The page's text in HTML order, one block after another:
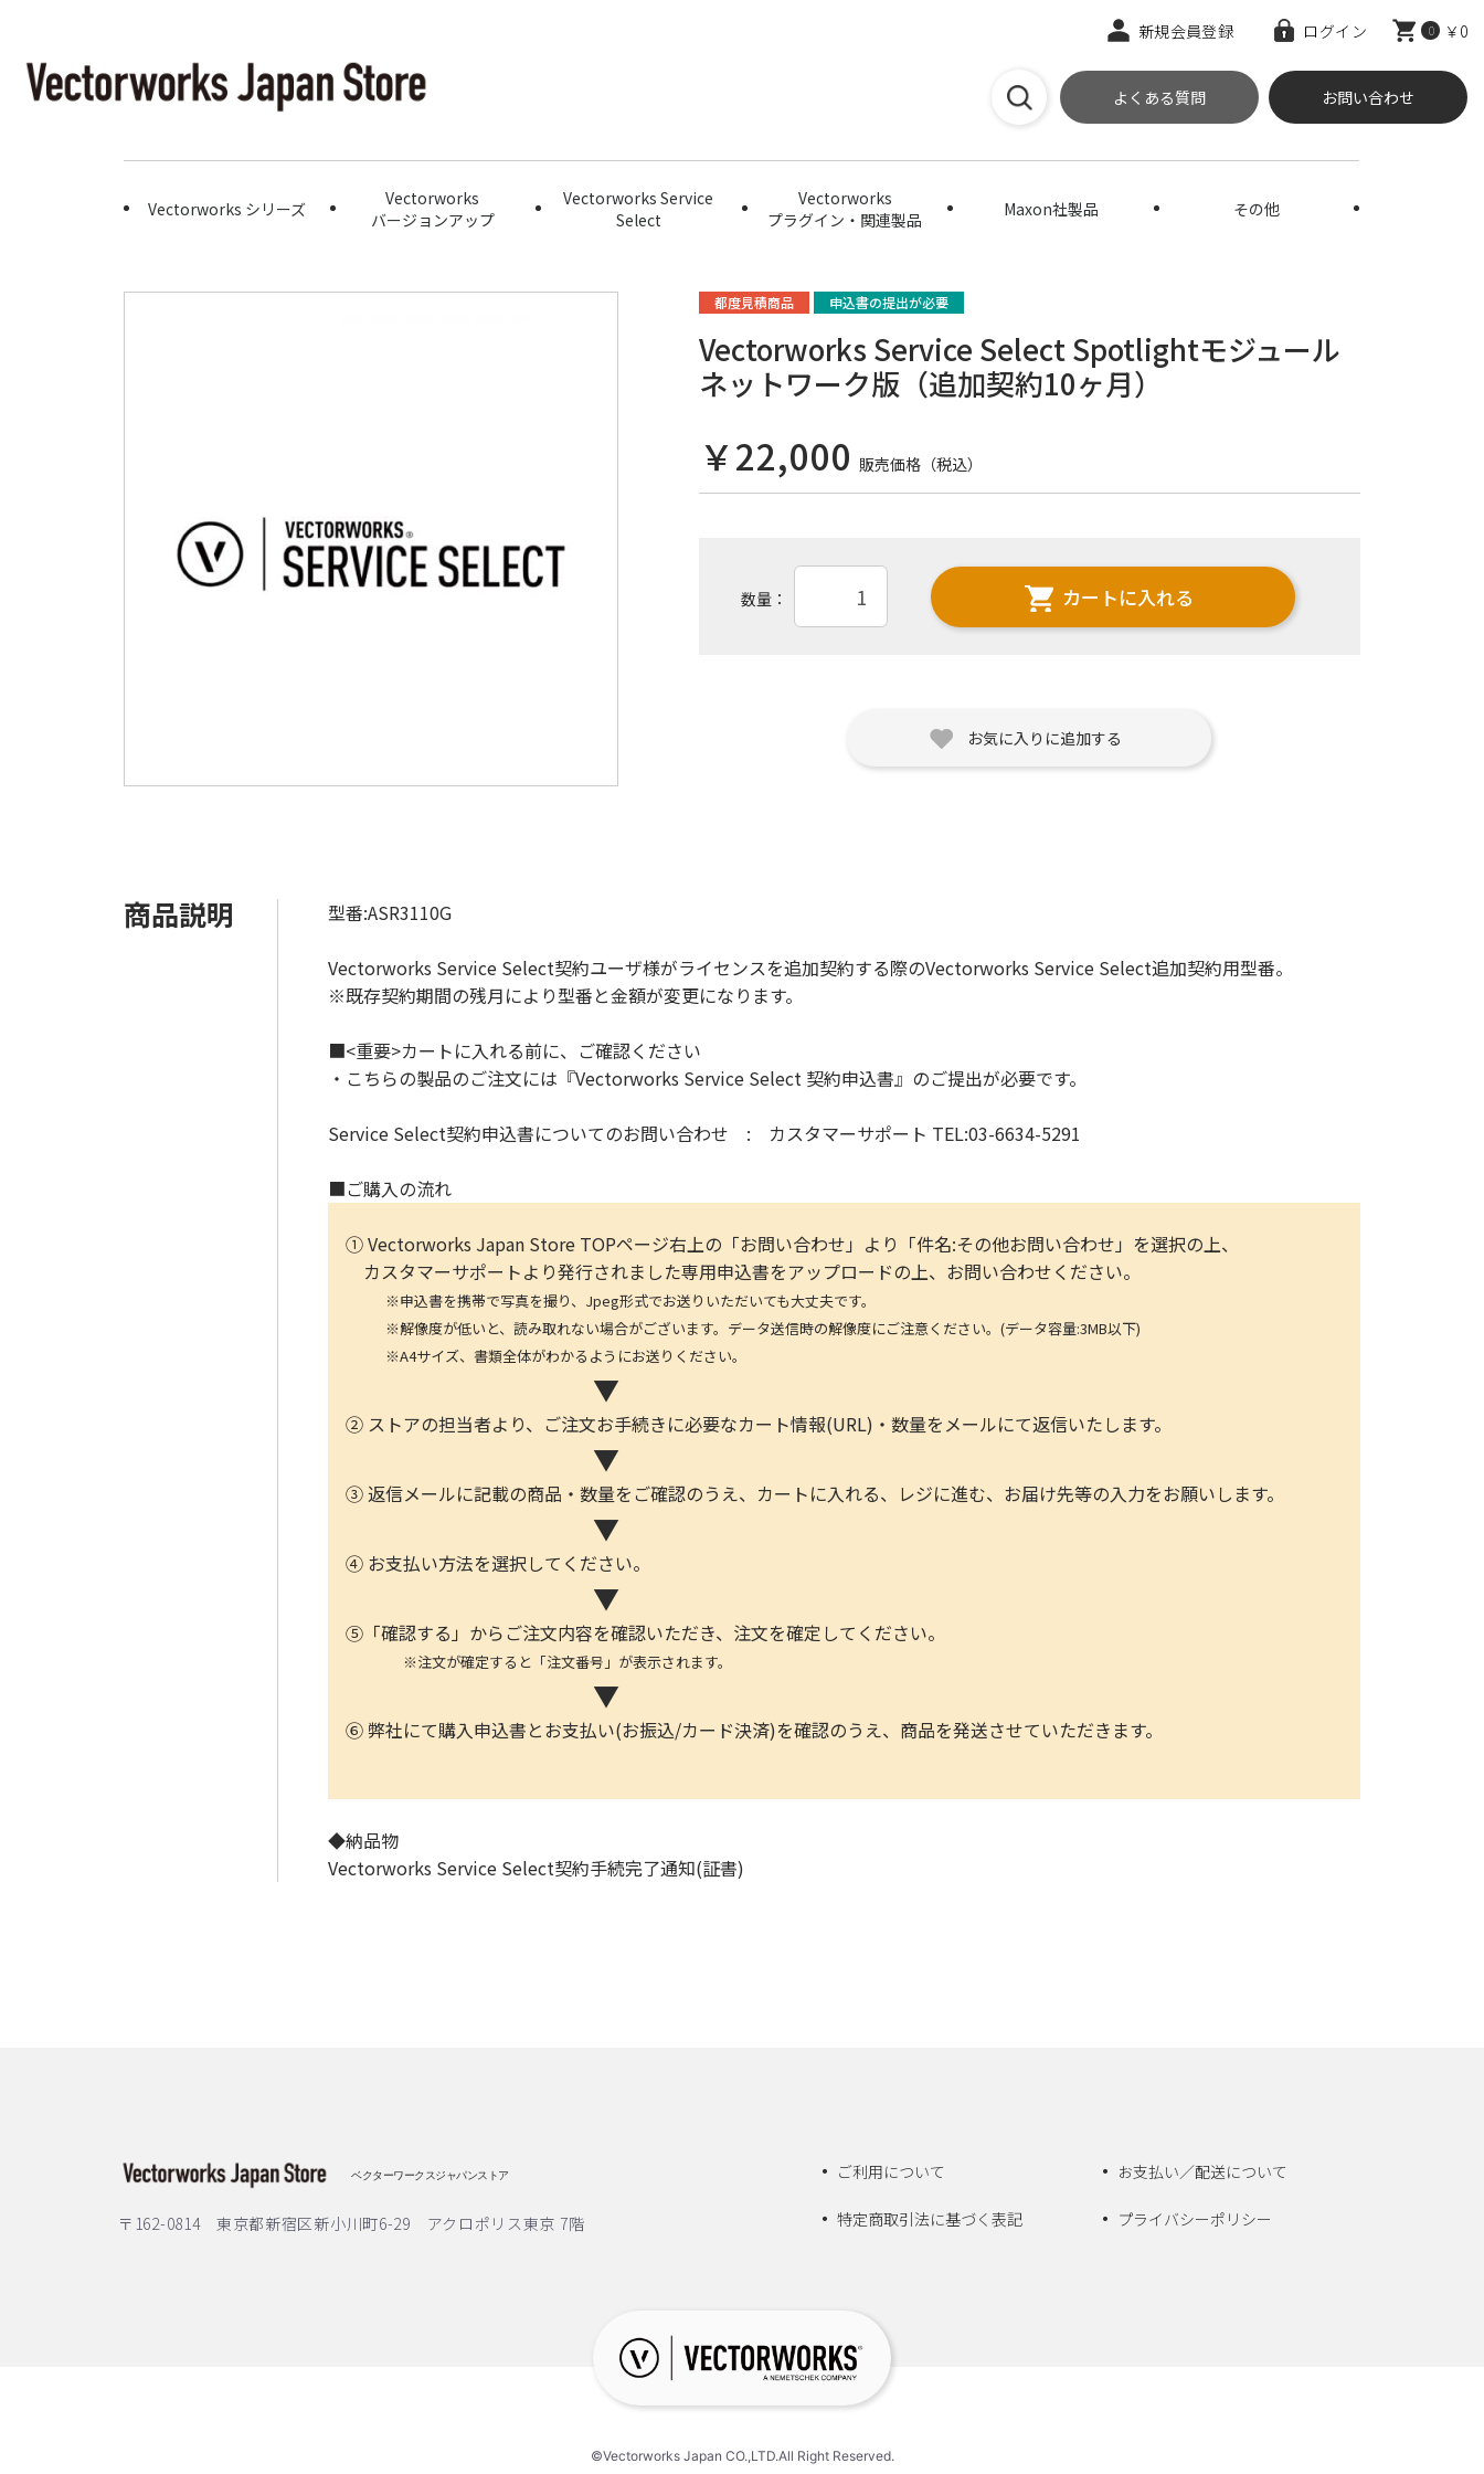
新規会員登録 ログイン 0 ￥0
よくある質問 お問い合わせ
Vectorworks シリーズ
Vectorworks
バージョンアップ
Vectorworks Service
Select
Vectorworks
プラグイン・関連製品
Maxon社製品 その他
都度見積商品 申込書の提出が必要
Vectorworks Service Select Spotlightモジュール
ネットワーク版（追加契約10ヶ月）
￥22,000 販売価格（税込）
数量： カートに入れる
お気に入りに追加する
商品説明 型番:ASR3110G
Vectorworks Service Select契約ユーザ様がライセンスを追加契約する際のVectorworks Service Select追加契約用型番。
※既存契約期間の残月により型番と金額が変更になります。
■<重要>カートに入れる前に、ご確認ください
・こちらの製品のご注文には『Vectorworks Service Select 契約申込書』のご提出が必要です。
Service Select契約申込書についてのお問い合わせ : カスタマーサポート TEL:03-6634-5291
■ご購入の流れ
① Vectorworks Japan Store TOPページ右上の「お問い合わせ」より「件名:その他お問い合わせ」を選択の上、
カスタマーサポートより発行されました専用申込書をアップロードの上、お問い合わせください。
※申込書を携帯で写真を撮り、Jpeg形式でお送りいただいても大丈夫です。
※解像度が低いと、読み取れない場合がございます。データ送信時の解像度にご注意ください。(データ容量:3MB以下)
※A4サイズ、書類全体がわかるようにお送りください。
▼
② ストアの担当者より、ご注文お手続きに必要なカート情報(URL)・数量をメールにて返信いたします。
▼
③ 返信メールに記載の商品・数量をご確認のうえ、カートに入れる、レジに進む、お届け先等の入力をお願いします。
▼
④ お支払い方法を選択してください。
▼
⑤「確認する」からご注文内容を確認いただき、注文を確定してください。
※注文が確定すると「注文番号」が表示されます。
▼
⑥ 弊社にて購入申込書とお支払い(お振込/カード決済)を確認のうえ、商品を発送させていただきます。
◆納品物
Vectorworks Service Select契約手続完了通知(証書)
ベクターワークスジャパンストア
〒162-0814 東京都新宿区新小川町6-29 アクロポリス東京 7階
ご利用について お支払い／配送について
特定商取引法に基づく表記 プライバシーポリシー
©Vectorworks Japan CO.,LTD.All Right Reserved.